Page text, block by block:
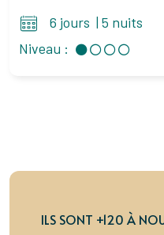
6 jours | 5 nuits
Niveau :
ILS SONT +120 À